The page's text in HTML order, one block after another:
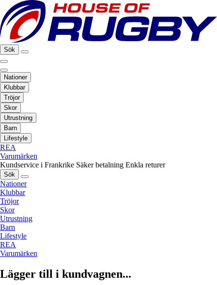
Sök
Nationer
Klubbar
Tröjor
Skor
Utrustning
Barn
Lifestyle
REA
Varumärken
Kundservice i Frankrike Säker betalning Enkla returer
Sök
Nationer
Klubbar
Tröjor
Skor
Utrustning
Barn
Lifestyle
REA
Varumärken
Lägger till i kundvagnen...